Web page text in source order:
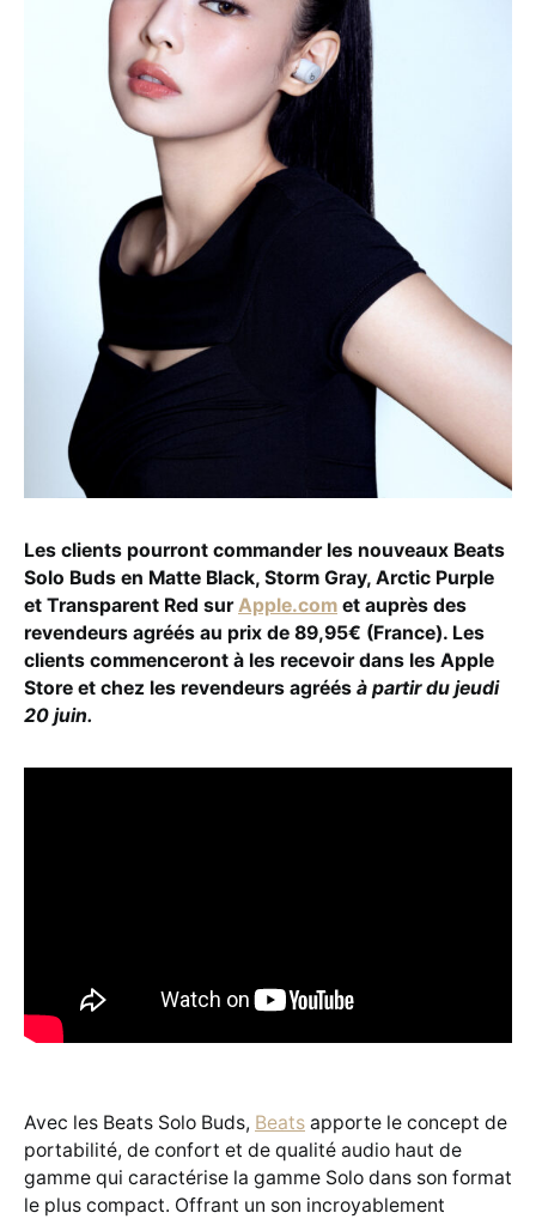
Les clients pourront commander les nouveaux Beats
Solo Buds en Matte Black, Storm Gray, Arctic Purple
et Transparent Red surApple.com et auprès des
revendeurs agréés au prix de 89,95€ (France). Les
clients commenceront à les recevoir dans les Apple
Store et chez les revendeurs agréés à partir du jeudi
20 juin.
Avec les Beats Solo Buds, Beats apporte le concept de
portabilité, de confort et de qualité audio haut de
gamme qui caractérise la gamme Solo dans son format
le plus compact. Offrant un son incroyablement